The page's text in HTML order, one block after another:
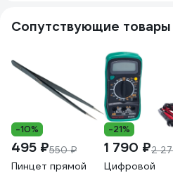
Сопутствующие товары
-10%
495 ₽550 ₽
Пинцет прямой
-21%
1 790 ₽2
Цифровой